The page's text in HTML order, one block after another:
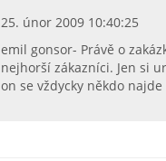
25. únor 2009 10:40:25
emil gonsor- Právě o
nejhorší zákazníci. Jen si
on se vždycky někdo